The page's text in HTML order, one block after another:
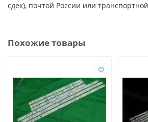
сдек), почтой России или
Похожие товары